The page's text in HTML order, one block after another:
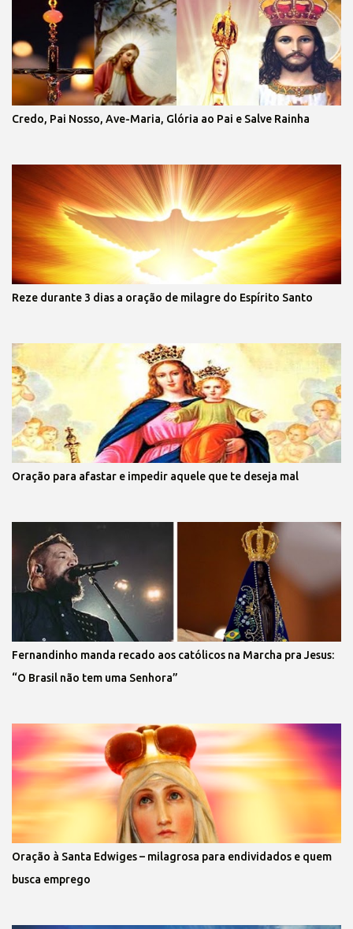
Credo, Pai Nosso, Ave-Maria, Glória ao Pai e Salve Rainha
Reze durante 3 dias a oração de milagre do Espírito Santo
Oração para afastar e impedir aquele que te deseja mal
Fernandinho manda recado aos católicos na Marcha pra Jesus:
“O Brasil não tem uma Senhora”
Oração à Santa Edwiges – milagrosa para endividados e quem
busca emprego